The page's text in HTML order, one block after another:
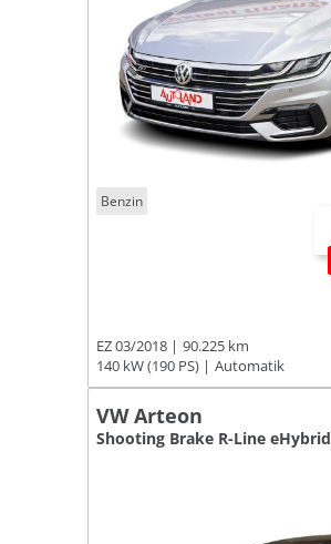
Benzin
EZ 03/2018
90.225 km
140 kW (190 PS)
Automatik
VW Arteon
Shooting Brake R-Line eHybrid